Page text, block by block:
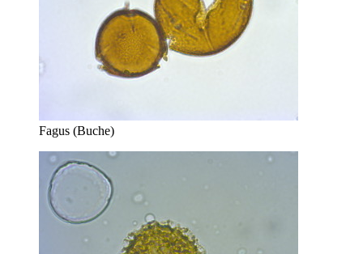
Fagus (Buche)